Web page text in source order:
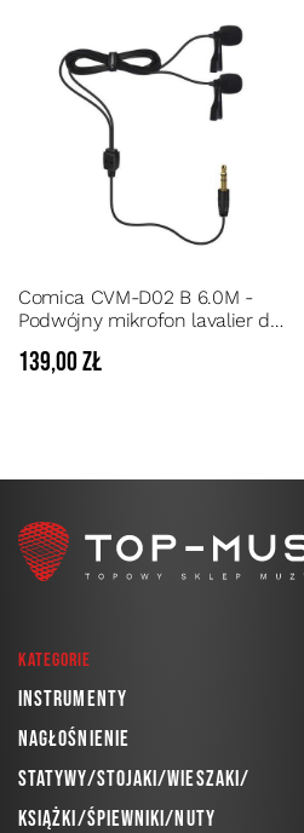
Comica CVM-D02 B 6.0M -
Podwójny mikrofon lavalier do
139,00 zł
Kategorie
Instrumenty
Nagłośnienie
Statywy/Stojaki/Wieszaki/
Książki/Śpiewniki/Nuty